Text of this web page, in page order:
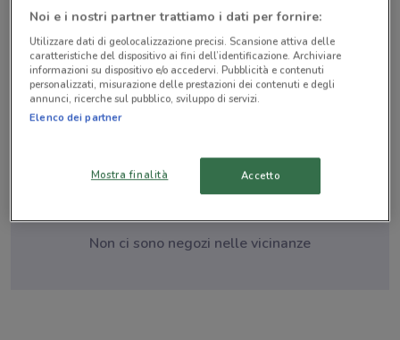
Non ci sono negozi nelle vicinanze
Noi e i nostri partner trattiamo i dati per fornire:
Utilizzare dati di geolocalizzazione precisi. Scansione attiva delle
caratteristiche del dispositivo ai fini dell’identificazione. Archiviare
informazioni su dispositivo e/o accedervi. Pubblicità e contenuti
personalizzati, misurazione delle prestazioni dei contenuti e degli
annunci, ricerche sul pubblico, sviluppo di servizi.
Elenco dei partner
Mostra finalità Accetto